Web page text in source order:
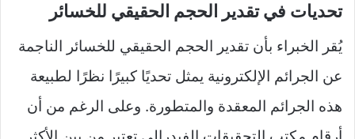
تحديات في تقدير الحجم الحقيقي للخسائر
يُقر الخبراء بأن تقدير الحجم الحقيقي للخسائر الناجمة
عن الجرائم الإلكترونية يمثل تحديًا كبيرًا نظرًا لطبيعة
هذه الجرائم المعقدة والمتطورة. وعلى الرغم من أن